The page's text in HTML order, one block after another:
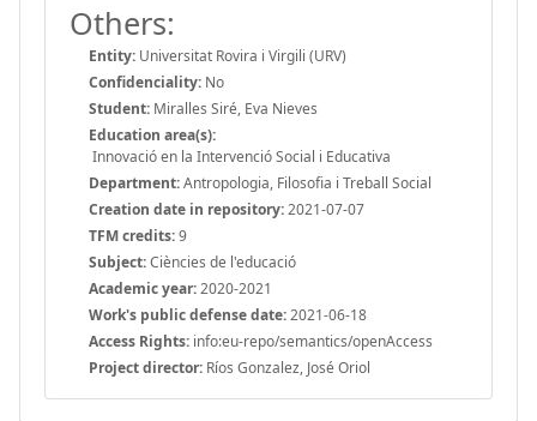
Others:
Entity: Universitat Rovira i Virgili (URV)
Confidenciality: No
Student: Miralles Siré, Eva Nieves
Education area(s):
Innovació en la Intervenció Social i Educativa
Department:Antropologia, Filosofia i Treball Social
Creation date in repository:2021-07-07
TFM credits:9
Subject:Ciències de l'educació
Academic year:2020-2021
Work's public defense date:2021-06-18
Access Rights: info:eu-repo/semantics/openAccess
Project director: Ríos Gonzalez, José Oriol